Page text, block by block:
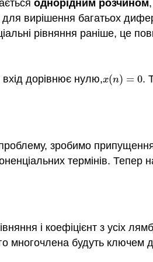
однорідним розчином
для вирішення багатьох
рівняння раніше, це
дорівнює нулю,x(n) = 0
x(n)=0 .
зробимо
термінів. Тепер
і коефіцієнт з усіх
многочлена будуть ключем